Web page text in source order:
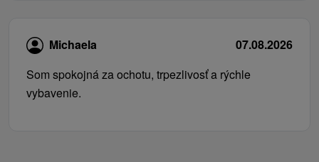
Michaela
07.08.2026
Som spokojná za ochotu, trpezlivosť a rýchle
vybavenie.